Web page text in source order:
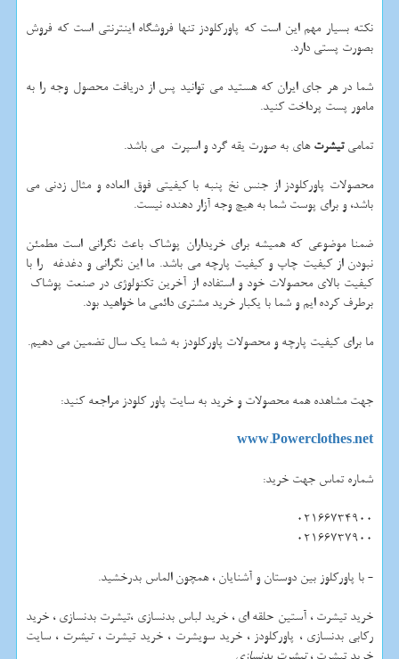
نکته بسیار مهم این است که پاورکلودز تنها فروشگاه اینترنتی است که فروش
بصورت پستی دارد.
شما در هر جای ایران که هستید می توانید پس از دریافت محصول وجه را به
مامور پست پرداخت کنید.
تمامیتیشرتهای به صورت یقه گرد و اسپرت می باشد.
محصولات پاورکلودز از جنس نخ پنبه با کیفیتی فوق العاده و مثال زدنی می
باشد، و برای پوست شما به هیچ وجه آزار دهنده نیست.
ضمنا موضوعی که همیشه برای خریداران پوشاک باعث نگرانی است مطمئن
نبودن از کیفیت چاپ و کیفیت پارچه می باشد. ما این نگرانی و دغدغه را با
کیفیت بالای محصولات خود و استفاده از آخرین تکنولوژی در صنعت پوشاک
برطرف کرده ایم و شما با یکبار خرید مشتری دائمی ما خواهید بود.
ما برای کیفیت پارچه و محصولات پاورکلودز به شما یک سال تضمین می دهیم.
جهت مشاهده همه محصولات و خرید به سایت پاور کلودز مراجعه کنید:
www.Powerclothes.net
شماره تماس جهت خرید:
02166734900
02166737900
- با پاورکلوز بین دوستان و آشنایان ، همچون الماس بدرخشید.
خرید تیشرت ، آستین حلقه ای ، خرید لباس بدنسازی ،تیشرت بدنسازی ، خرید
رکابی بدنسازی ، پاورکلودز ، خرید سویشرت ، خرید تیشرت ،تیشرت ، سایت